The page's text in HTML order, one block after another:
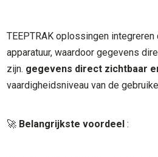
TEEPTRAK oplossingen
apparatuur, waardoor gegevens
zijn. gegevens direct zichtbaar
vaardigheidsniveau van de
🚀 Belangrijkste voordeel :